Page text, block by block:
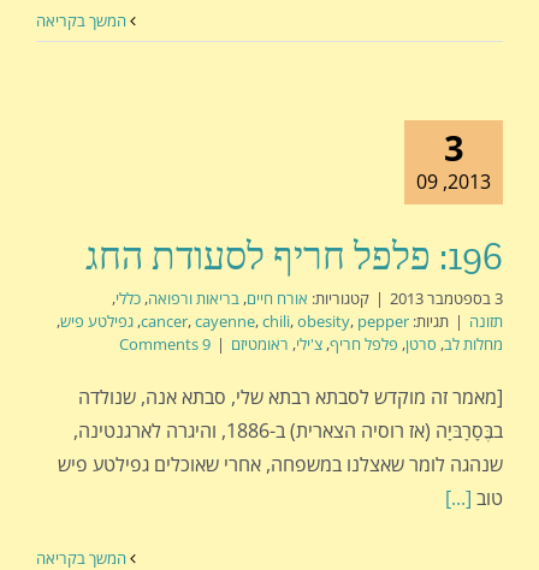
המשך בקריאה
3
2013, 09
196: פלפל חריף לסעודת החג
3 בספטמבר 2013 | קטגוריות: אורח חיים, בריאות ורפואה, כללי,
תזונה | תגיות: cancer,cayenne,chili,obesity, pepper
, גפילטע פיש,
מחלות לב, סרטן, פלפל חריף, צ'ילי, ראומטיזם |
9 Comments
[מאמר זה מוקדש לסבתא רבתא שלי, סבתא אנה, שנולדה
בבֶּ‏‏‏סָ‏רָ‏בּ‏יָ‏ה (אז רוסיה הצארית) ב-1886, והיגרה לארגנטינה,
שנהגה לומר שאצלנו במשפחה, אחרי שאוכלים גפילטע פיש
טוב [...]
המשך בקריאה